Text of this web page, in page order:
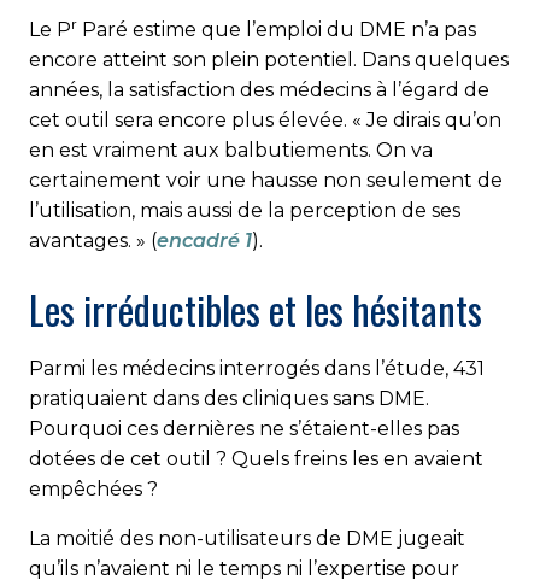
Le Pr Paré estime que l’emploi du DME n’a pas
encore atteint son plein potentiel. Dans quelques
années, la satisfaction des médecins à l’égard de
cet outil sera encore plus élevée. « Je dirais qu’on
en est vraiment aux balbutiements. On va
certainement voir une hausse non seulement de
l’utilisation, mais aussi de la perception de ses
avantages. » (encadré 1).
Les irréductibles et les hésitants
Parmi les médecins interrogés dans l’étude, 431
pratiquaient dans des cliniques sans DME.
Pourquoi ces dernières ne s’étaient-elles pas
dotées de cet outil ? Quels freins les en avaient
empêchées ?
La moitié des non-utilisateurs de DME jugeait
qu’ils n’avaient ni le temps ni l’expertise pour